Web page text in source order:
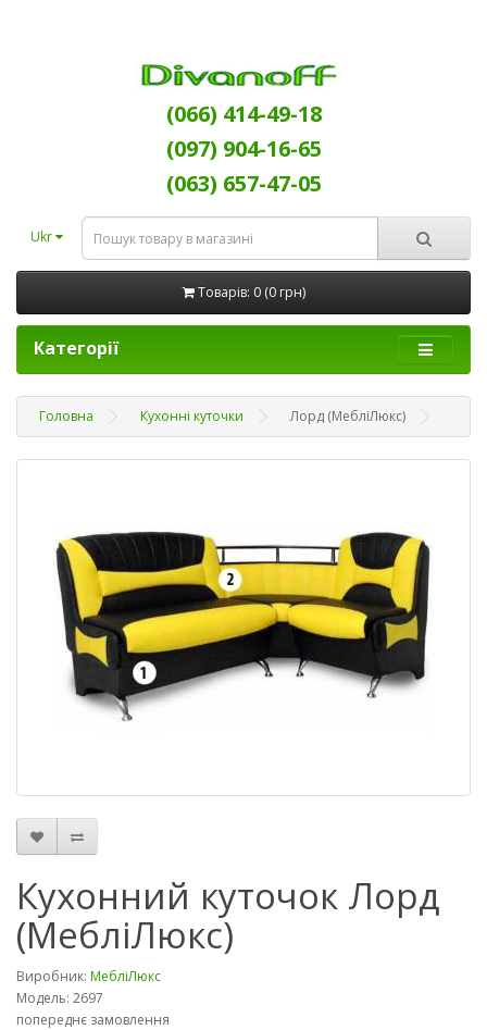
(066) 414-49-18
(097) 904-16-65
(063) 657-47-05
Ukr
Товарів: 0 (0 грн)
Категорії
Головна Кухонні куточки Лорд (МебліЛюкс)
Кухонний куточок Лорд
(МебліЛюкс)
Виробник: МебліЛюкс
Модель: 2697
попереднє замовлення